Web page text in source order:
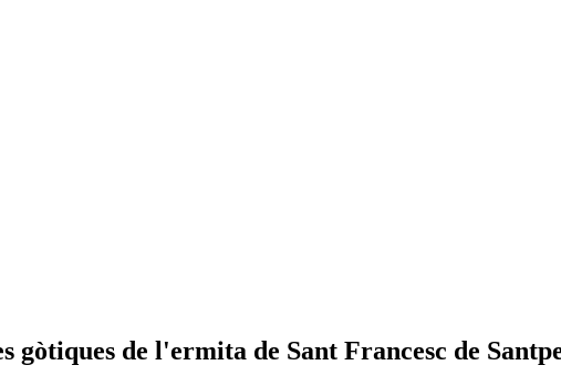
de l'ermita de Sant Francesc de